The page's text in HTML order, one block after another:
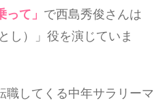
て」 で西島秀俊さんは
し）」役を演じていま
職してくる中年サラリーマ